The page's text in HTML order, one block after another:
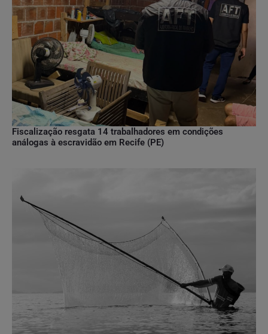
Fiscalização resgata 14 trabalhadores em condições
análogas à escravidão em Recife (PE)